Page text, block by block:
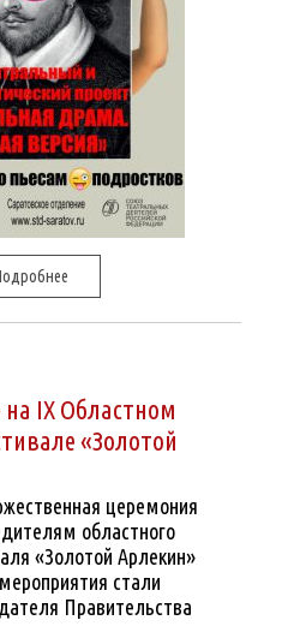
IX Областном
«Золотой
церемония
областного
«Золотой Арлекин»
стали
Правительства